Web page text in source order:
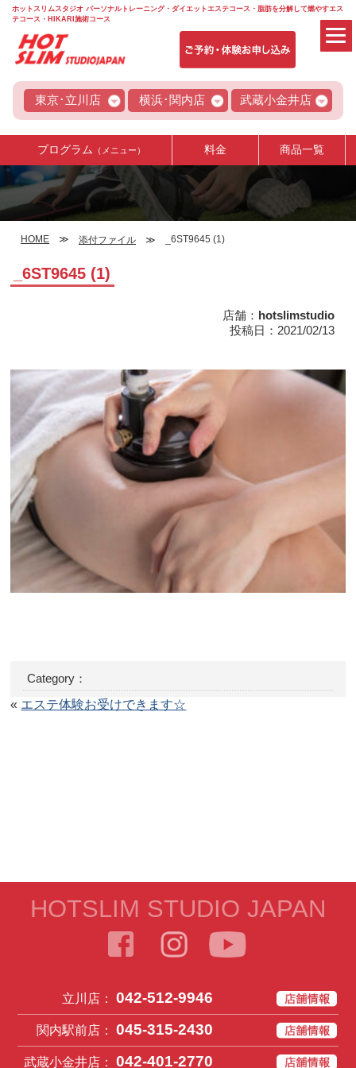
ホットスリムスタジオ パーソナルトレーニング・ダイエットエステコース・脂肪を分解して燃やすエス
テコース・HIKARI施術コース
東京･立川店 横浜･関内店 武蔵小金井店
プログラム （メニュー） 料金 商品一覧
HOME 添付ファイル _6ST9645 (1)
_6ST9645 (1)
店舗： hotslimstudio
投稿日：2021/02/13
Category：
« エステ体験お受けできます☆
HOTSLIM STUDIO JAPAN
立川店： 042-512-9946
関内駅前店： 045-315-2430
武蔵小金井店： 042-401-2770